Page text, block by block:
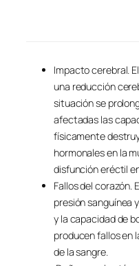
Impacto cerebral.
una reducción
situación se
afectadas las
físicamente
hormonales en la
disfunción eréctil
Fallos del corazón.
presión sanguínea
y la capacidad de
producen fallos en
de la sangre.